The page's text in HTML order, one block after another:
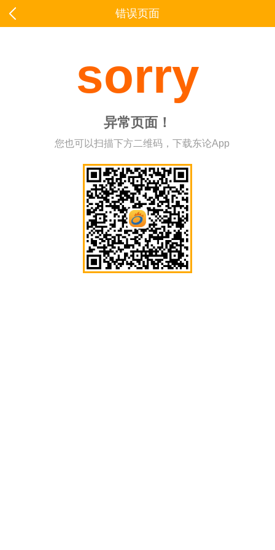
错误页面
sorry
异常页面！
您也可以扫描下方二维码，下载东论App